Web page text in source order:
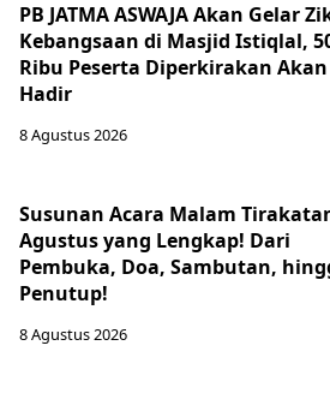
PB JATMA ASWAJA Akan Gelar
Kebangsaan di Masjid Istiqlal,
Ribu Peserta Diperkirakan Akan
Hadir
8 Agustus 2026
Susunan Acara Malam
Agustus yang Lengkap! Dari
Pembuka, Doa, Sambutan,
Penutup!
8 Agustus 2026